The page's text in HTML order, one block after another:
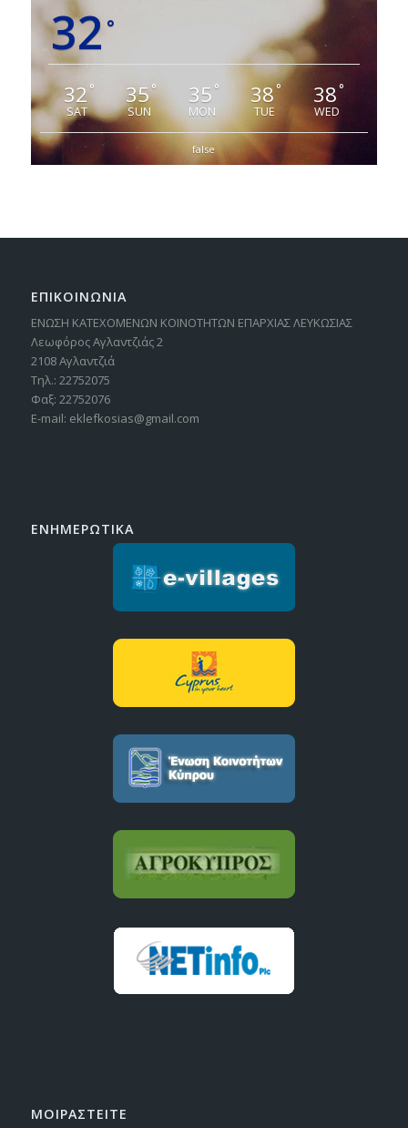
32 °
32°
SAT
35°
SUN
35 °
MON
38°
TUE
38°
WED
false
ΕΠΙΚΟΙΝΩΝΙΑ
ΕΝΩΣΗ ΚΑΤΕΧΟΜΕΝΩΝ ΚΟΙΝΟΤΗΤΩΝ ΕΠΑΡΧΙΑΣ ΛΕΥΚΩΣΙΑΣ
Λεωφόρος Αγλαντζιάς 2
2108 Αγλαντζιά
Τηλ.: 22752075
Φαξ: 22752076
E-mail: eklefkosias@gmail.com
ΕΝΗΜΕΡΩΤΙΚΑ
ΜΟΙΡΑΣTEITE